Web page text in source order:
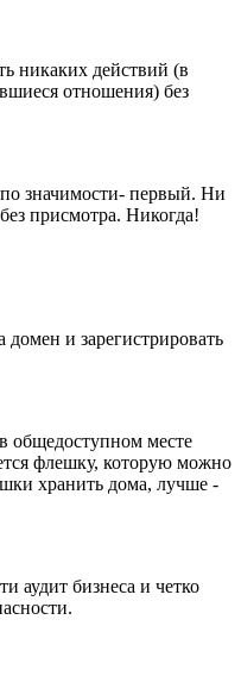
никаких действий (в
отношения) без
значимости- первый. Ни
присмотра. Никогда!
домен и зарегистрировать
месте
флешку, которую можно
хранить дома, лучше -
аудит бизнеса и четко